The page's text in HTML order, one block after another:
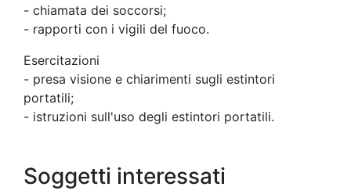
- chiamata dei soccorsi;
- rapporti con i vigili del fuoco.
Esercitazioni
- presa visione e chiarimenti sugli estintori
portatili;
- istruzioni sull'uso degli estintori portatili.
Soggetti interessati